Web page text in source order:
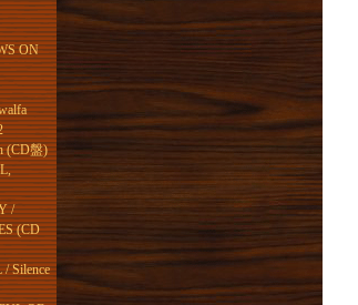
ON
(CD盤)
/
(CD
Silence